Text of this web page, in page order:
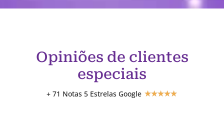
Opiniões de clientes
especiais
+ 71 Notas 5 Estrelas Google ★★★★★